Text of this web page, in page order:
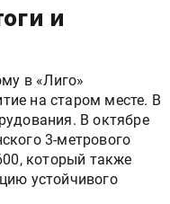
и
в «Лиго»
на старом месте. В
В октябре
3-метрового
который также
устойчивого